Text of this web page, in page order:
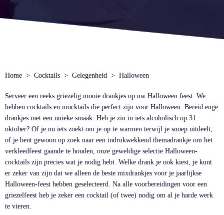
Home Cocktails Gelegenheid Halloween
Serveer een reeks griezelig mooie drankjes op uw Halloween feest. We
hebben cocktails en mocktails die perfect zijn voor Halloween. Bereid enge
drankjes met een unieke smaak. Heb je zin in iets alcoholisch op 31
oktober? Of je nu iets zoekt om je op te warmen terwijl je snoep uitdeelt,
of je bent gewoon op zoek naar een indrukwekkend themadrankje om het
verkleedfeest gaande te houden, onze geweldige selectie Halloween-
cocktails zijn precies wat je nodig hebt. Welke drank je ook kiest, je kunt
er zeker van zijn dat we alleen de beste mixdrankjes voor je jaarlijkse
Halloween-feest hebben geselecteerd. Na alle voorbereidingen voor een
griezelfeest heb je zeker een cocktail (of twee) nodig om al je harde werk
te vieren.